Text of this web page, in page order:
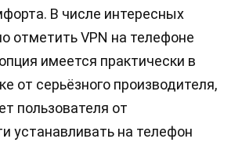
В числе интересных
отметить VPN на телефоне
имеется практически в
от серьёзного производителя,
пользователя от
устанавливать на телефон